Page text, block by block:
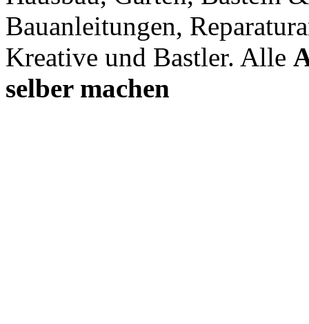
Bauanleitungen,
Kreative und Bastler. Alle
selber machen